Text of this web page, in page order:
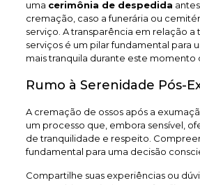
uma cerimônia de despedida
cremação, caso a funerária ou
serviço. A transparência em relação a
serviços é um pilar fundamental para
mais tranquila durante este momento
Rumo à Serenidade Pós-
A cremação de ossos após a
um processo que, embora sensível,
de tranquilidade e respeito.
fundamental para uma decisão
Compartilhe suas experiências ou